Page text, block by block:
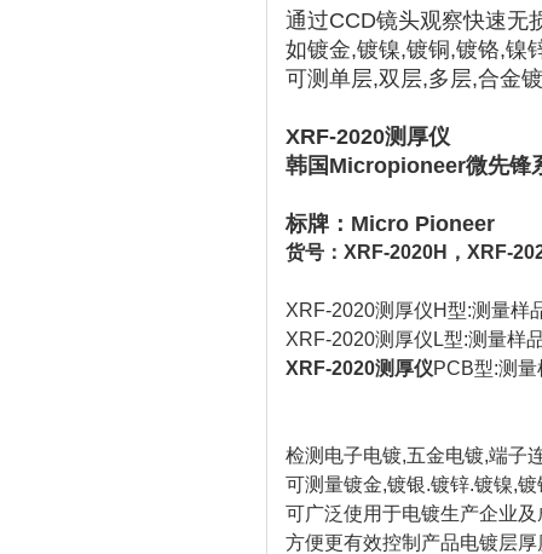
通过CCD镜头观察快速无
如镀金,镀镍,镀铜,镀铬,镍
可测单层,双层,多层,合金
XRF-2020测厚仪
韩国Micropioneer微先锋
标牌：Micro Pioneer
货号：XRF-2020H，XRF-
XRF-2020测厚仪H型:测量样
XRF-2020测厚仪L型:测量样
XRF-2020测厚仪PCB型:测
检测电子电镀,五金电镀,端子
可测量镀金,镀银.镀锌.镀镍,
可广泛使用于电镀生产企业
方便更有效控制产品电镀层